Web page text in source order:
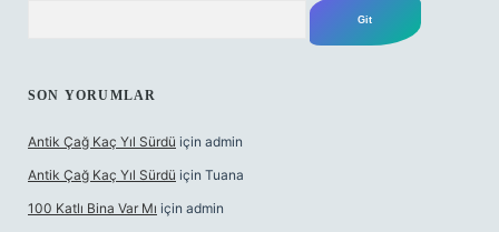
SON YORUMLAR
Antik Çağ Kaç Yıl Sürdü için admin
Antik Çağ Kaç Yıl Sürdü için Tuana
100 Katlı Bina Var Mı için admin